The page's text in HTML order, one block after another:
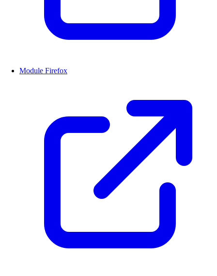
Module Firefox